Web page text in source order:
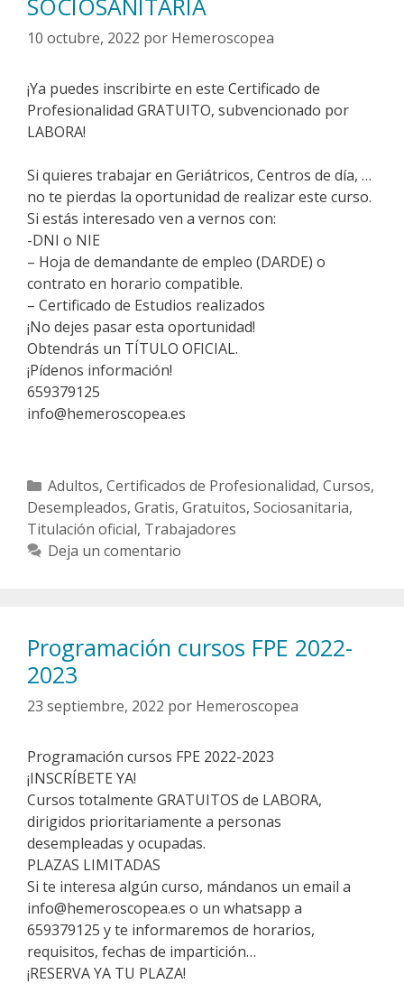
10 octubre, 2022 por Hemeroscopea
¡Ya puedes inscribirte en este Certificado de
Profesionalidad GRATUITO, subvencionado por
LABORA!
Si quieres trabajar en Geriátricos, Centros de día, …
no te pierdas la oportunidad de realizar este curso.
Si estás interesado ven a vernos con:
-DNI o NIE
– Hoja de demandante de empleo (DARDE) o
contrato en horario compatible.
– Certificado de Estudios realizados
¡No dejes pasar esta oportunidad!
Obtendrás un TÍTULO OFICIAL.
¡Pídenos información!
659379125
info@hemeroscopea.es
Categorías
Adultos, Certificados de Profesionalidad, Cursos,
Desempleados, Gratis, Gratuitos, Sociosanitaria,
Titulación oficial, Trabajadores
Deja un comentario
Programación cursos FPE 2022-
2023
23 septiembre, 2022 por Hemeroscopea
Programación cursos FPE 2022-2023
¡INSCRÍBETE YA!
Cursos totalmente GRATUITOS de LABORA,
dirigidos prioritariamente a personas
desempleadas y ocupadas.
PLAZAS LIMITADAS
Si te interesa algún curso, mándanos un email a
info@hemeroscopea.es o un whatsapp a
659379125 y te informaremos de horarios,
requisitos, fechas de impartición…
¡RESERVA YA TU PLAZA!